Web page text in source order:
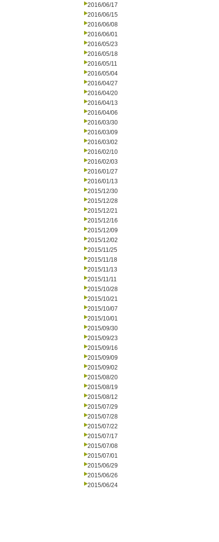
2016/06/17
2016/06/15
2016/06/08
2016/06/01
2016/05/23
2016/05/18
2016/05/11
2016/05/04
2016/04/27
2016/04/20
2016/04/13
2016/04/06
2016/03/30
2016/03/09
2016/03/02
2016/02/10
2016/02/03
2016/01/27
2016/01/13
2015/12/30
2015/12/28
2015/12/21
2015/12/16
2015/12/09
2015/12/02
2015/11/25
2015/11/18
2015/11/13
2015/11/11
2015/10/28
2015/10/21
2015/10/07
2015/10/01
2015/09/30
2015/09/23
2015/09/16
2015/09/09
2015/09/02
2015/08/20
2015/08/19
2015/08/12
2015/07/29
2015/07/28
2015/07/22
2015/07/17
2015/07/08
2015/07/01
2015/06/29
2015/06/26
2015/06/24